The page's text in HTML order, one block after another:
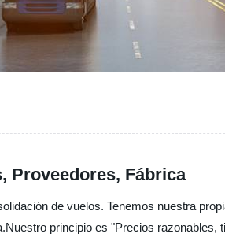
Proveedores, Fábrica
de vuelos. Tenemos nuestra
principio es "Precios